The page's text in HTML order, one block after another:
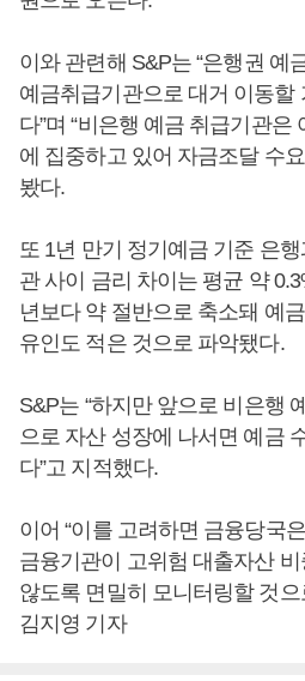
이와 관련해 S&P는 “은행권 예
예금취급기관으로 대거 이동할
다”며 “비은행 예금 취급기관
에 집중하고 있어 자금조달 수
봤다.
또 1년 만기 정기예금 기준 은행
관 사이 금리 차이는 평균 약
년보다 약 절반으로 축소돼 예
유인도 적은 것으로 파악됐다.
S&P는 “하지만 앞으로 비은행
으로 자산 성장에 나서면 예금
다”고 지적했다.
이어 “이를 고려하면 금융당국
금융기관이 고위험 대출자산
않도록 면밀히 모니터링할 것
김지영 기자